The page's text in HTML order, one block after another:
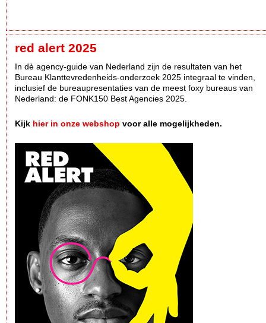
red alert 2025
In dè agency-guide van Nederland zijn de resultaten van het
Bureau Klanttevredenheids-onderzoek 2025 integraal te vinden,
inclusief de bureaupresentaties van de meest foxy bureaus van
Nederland: de FONK150 Best Agencies 2025.
Kijk hier in onze webshop voor alle mogelijkheden.